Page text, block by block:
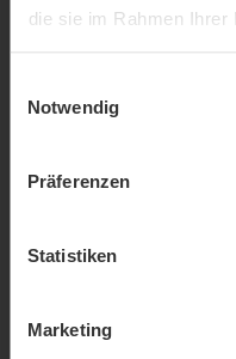
die sie im Rahmen Ihrer
Notwendig
Präferenzen
Statistiken
Marketing